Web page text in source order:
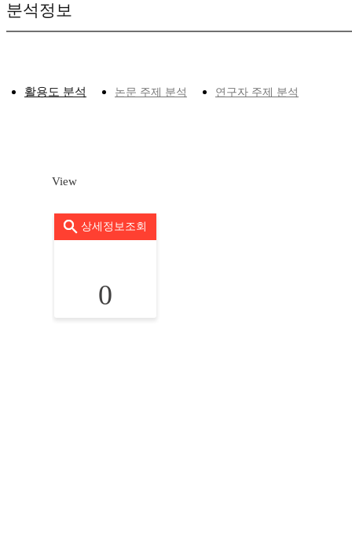
분석정보
활용도 분석 논문 주제 분석 연구자 주제 분석
View
상세정보조회
0